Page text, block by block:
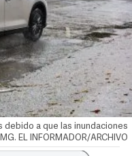
a que las inundaciones
EL INFORMADOR/ARCHIVO